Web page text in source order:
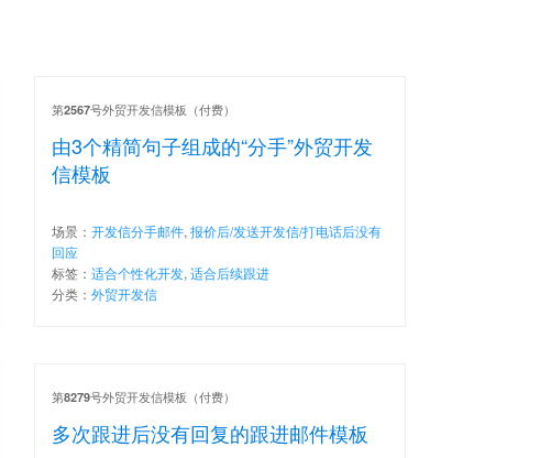
由3个精简句子组成的“分手”外贸开发
信模板
第2567号外贸开发信模板（付费）
场景： 开发信分手邮件, 报价后/发送开发信/打电话后没有
回应
标签： 适合个性化开发, 适合后续跟进
分类： 外贸开发信
多次跟进后没有回复的跟进邮件模板
第8279号外贸开发信模板（付费）